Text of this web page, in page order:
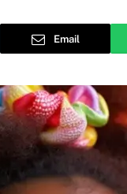
Email